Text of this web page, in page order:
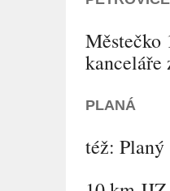
Městečko
kanceláře
PLANÁ
též: Planý